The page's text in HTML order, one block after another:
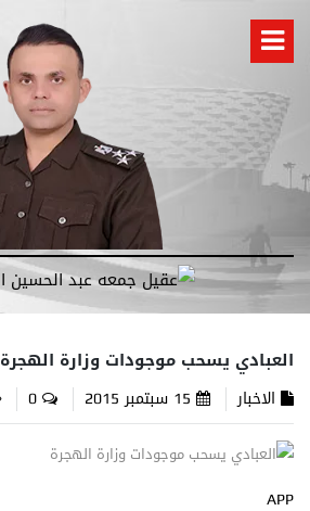
العبادي يسحب موجودات وزارة الهجرة
الاخبار
APP